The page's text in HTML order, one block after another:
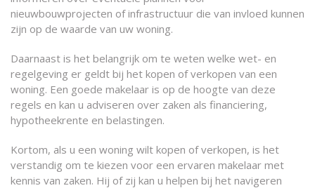
nieuwbouwprojecten of infrastructuur die van invloed kunnen
zijn op de waarde van uw woning.
Daarnaast is het belangrijk om te weten welke wet- en
regelgeving er geldt bij het kopen of verkopen van een
woning. Een goede makelaar is op de hoogte van deze
regels en kan u adviseren over zaken als financiering,
hypotheekrente en belastingen.
Kortom, als u een woning wilt kopen of verkopen, is het
verstandig om te kiezen voor een ervaren makelaar met
kennis van zaken. Hij of zij kan u helpen bij het navigeren